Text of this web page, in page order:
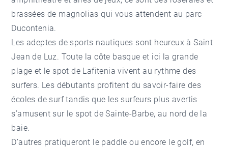
brassées de magnolias qui vous attendent au parc
Ducontenia.
Les adeptes de sports nautiques sont heureux à Saint
Jean de Luz. Toute la côte basque et ici la grande
plage et le spot de Lafitenia vivent au rythme des
surfers. Les débutants profitent du savoir-faire des
écoles de surf tandis que les surfeurs plus avertis
s’amusent sur le spot de Sainte-Barbe, au nord de la
baie.
D’autres pratiqueront le paddle ou encore le golf, en